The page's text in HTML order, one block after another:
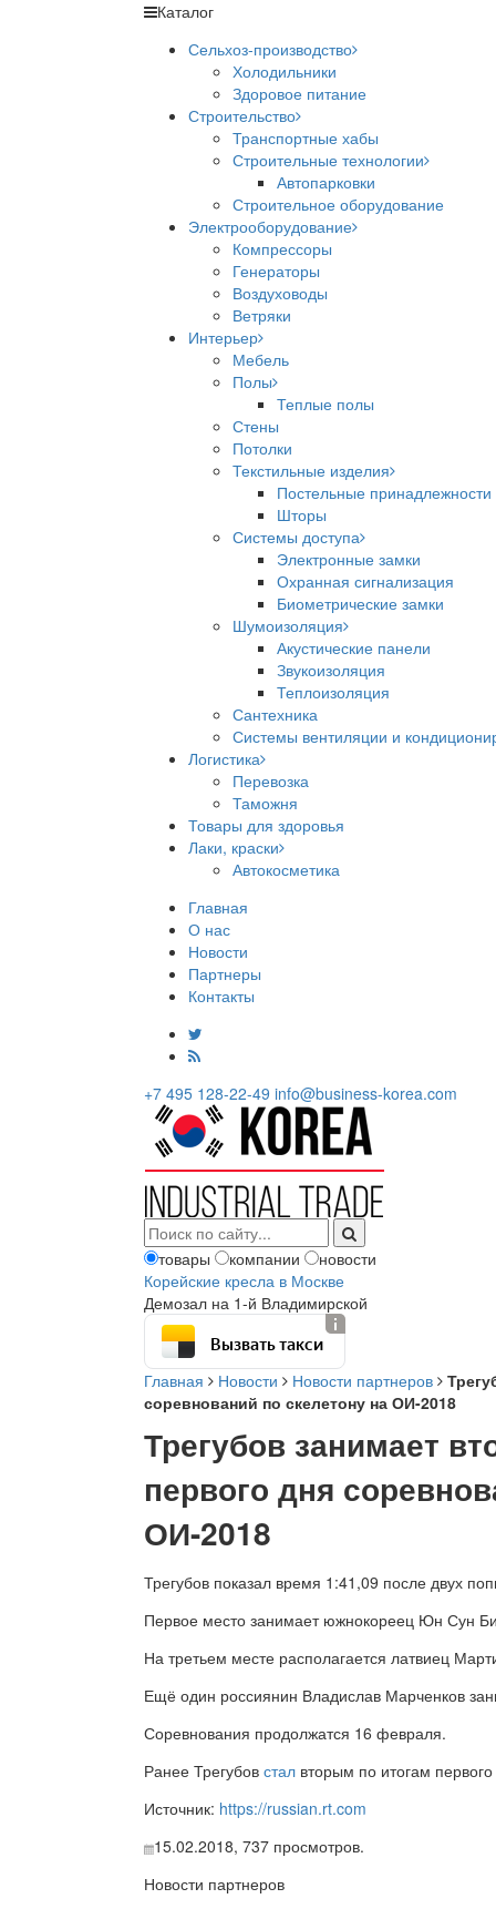
Каталог
Сельхоз-производство
Холодильники
Здоровое питание
Строительство
Транспортные хабы
Строительные технологии
Автопарковки
Строительное оборудование
Электрооборудование
Компрессоры
Генераторы
Воздуховоды
Ветряки
Интерьер
Мебель
Полы
Теплые полы
Стены
Потолки
Текстильные изделия
Постельные принадлежности
Шторы
Системы доступа
Электронные замки
Охранная сигнализация
Биометрические замки
Шумоизоляция
Акустические панели
Звукоизоляция
Теплоизоляция
Сантехника
Системы вентиляции и
Логистика
Перевозка
Таможня
Товары для здоровья
Лаки, краски
Автокосметика
Главная
О нас
Новости
Партнеры
Контакты
+7 495 128-22-49 info@business-korea.com
товары компании
новости
Корейские кресла в Москве
Демозал на 1-й Владимирской
Вызвать такси
Главная Новости Новости партнеров
соревнований по скелетону на ОИ-2018
Трегубов занимает
первого дня
ОИ-2018
Трегубов показал время 1:41,09 после двух
Первое место занимает южнокореец Юн Сун
На третьем месте располагается латвиец
Ещё один россиянин Владислав Марченков
Соревнования продолжатся 16 февраля.
Ранее Трегубов стал вторым по итогам
Источник: https://russian.rt.com
15.02.2018, 737 просмотров.
Новости партнеров